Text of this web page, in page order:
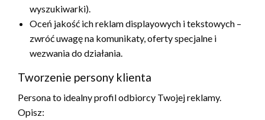
wyszukiwarki).
Oceń jakość ich reklam displayowych i tekstowych –
zwróć uwagę na komunikaty, oferty specjalne i
wezwania do działania.
Tworzenie persony klienta
Persona to idealny profil odbiorcy Twojej reklamy.
Opisz: